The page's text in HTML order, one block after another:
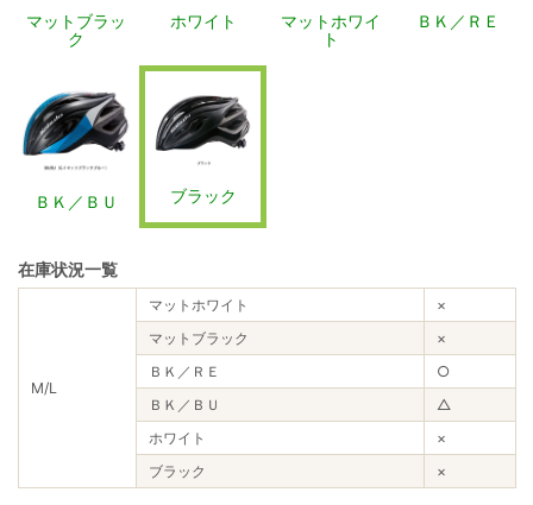
マットブラッ
ク
ホワイト
マットホワイ
ト
ＢＫ／ＲＥ
ＢＫ／ＢＵ ブラック
在庫状況一覧
M/L
マットホワイト
×
マットブラック
×
ＢＫ／ＲＥ
○
ＢＫ／ＢＵ
△
ホワイト
×
ブラック
×